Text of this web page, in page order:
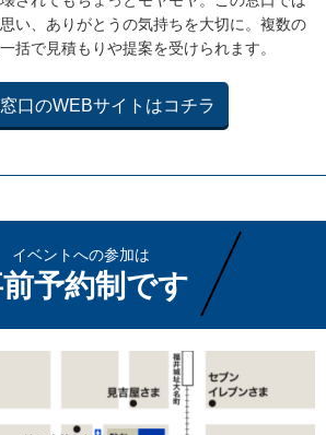
い、ありがとうの気持ちを大切に。複数の
括で見積もりや提案を受けられます。
口のWEBサイトはコチラ
イベントへの参加は
予約制です